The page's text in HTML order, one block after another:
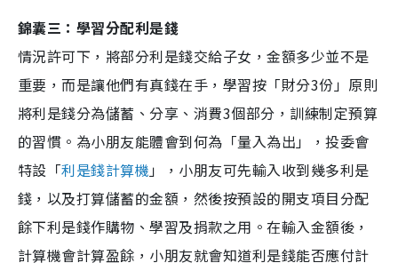
錦囊三：學習分配利是錢
情況許可下，將部分利是錢交給子女，金額多少並不是
重要，而是讓他們有真錢在手，學習按「財分3份」原則
將利是錢分為儲蓄、分享、消費3個部分，訓練制定預算
的習慣。為小朋友能體會到何為「量入為出」，投委會
特設「利是錢計算機」，小朋友可先輸入收到幾多利是
錢，以及打算儲蓄的金額，然後按預設的開支項目分配
餘下利是錢作購物、學習及捐款之用。在輸入金額後，
計算機會計算盈餘，小朋友就會知道利是錢能否應付計